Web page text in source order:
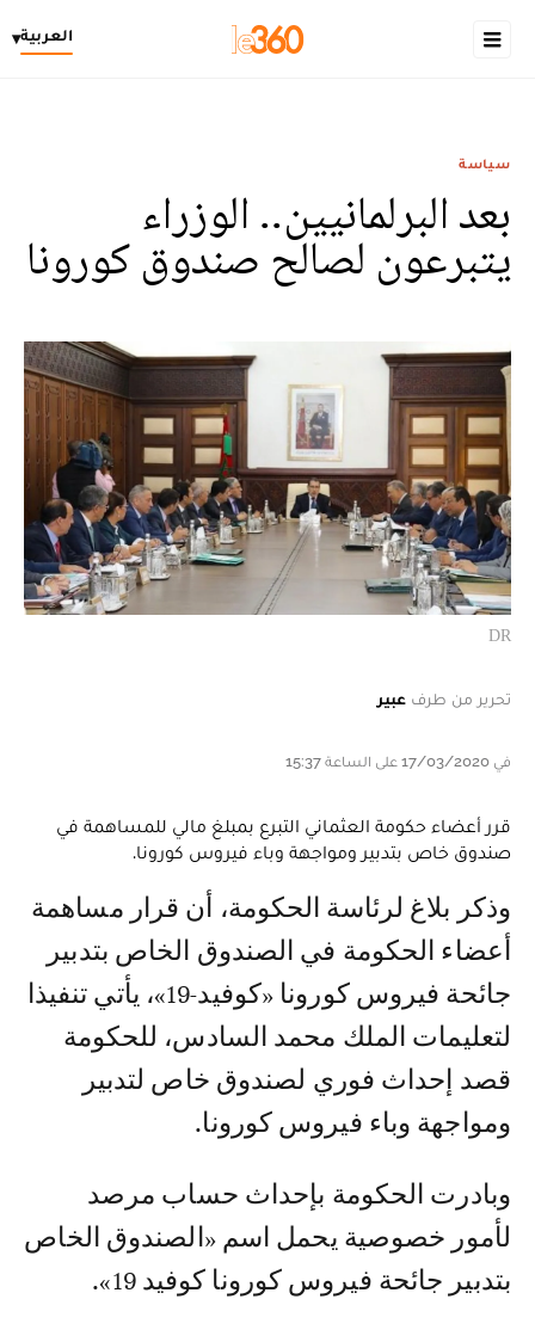
العربية▾
سياسة
بعد البرلمانيين.. الوزراء
يتبرعون لصالح صندوق كورونا
DR
تحرير من طرف عبير
في 17/03/2020 على الساعة 15:37
قرر أعضاء حكومة العثماني التبرع بمبلغ مالي للمساهمة في
صندوق خاص بتدبير ومواجهة وباء فيروس كورونا.
وذكر بلاغ لرئاسة الحكومة، أن قرار مساهمة
أعضاء الحكومة في الصندوق الخاص بتدبير
جائحة فيروس كورونا «كوفيد-19»، يأتي تنفيذا
لتعليمات الملك محمد السادس، للحكومة
قصد إحداث فوري لصندوق خاص لتدبير
ومواجهة وباء فيروس كورونا.
وبادرت الحكومة بإحداث حساب مرصد
لأمور خصوصية يحمل اسم «الصندوق الخاص
بتدبير جائحة فيروس كورونا كوفيد 19».